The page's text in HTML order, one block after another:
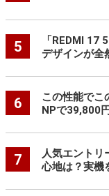
5
「REDMI 17
デザインが全
6
この性能で
NPで39,800円
7
人気エント
心地は？実機